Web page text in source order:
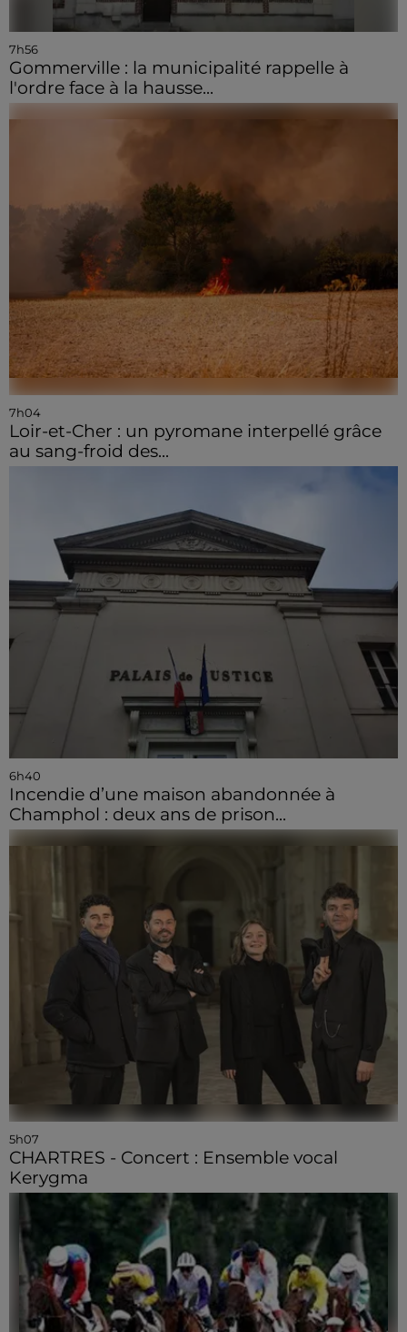
7h56
Gommerville : la municipalité rappelle à
l'ordre face à la hausse...
7h04
Loir-et-Cher : un pyromane interpellé grâce
au sang-froid des...
6h40
Incendie d’une maison abandonnée à
Champhol : deux ans de prison...
5h07
CHARTRES - Concert : Ensemble vocal
Kerygma